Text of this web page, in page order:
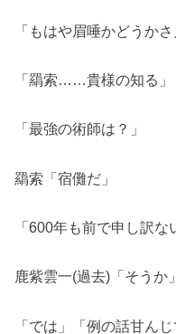
「もはや眉唾かどうか
「羂索……貴様の知る」
「最強の術師は？」
羂索「宿儺だ」
「600年も前で申し訳な
鹿紫雲一(過去)「そうか」
「では」「例の話甘んじ